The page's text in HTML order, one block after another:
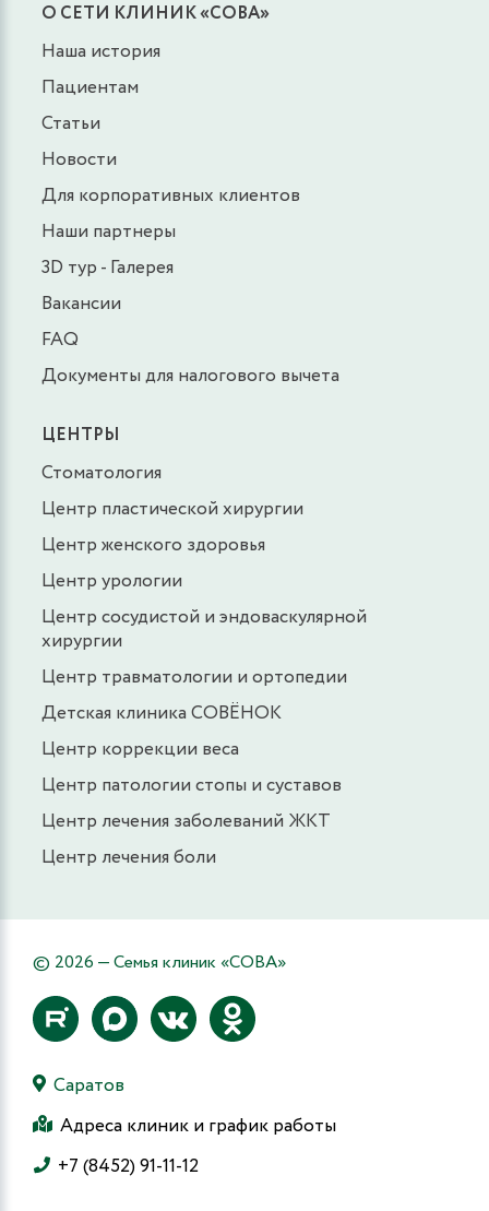
О СЕТИ КЛИНИК «СОВА»
Наша история
Пациентам
Статьи
Новости
Для корпоративных клиентов
Наши партнеры
3D тур - Галерея
Вакансии
FAQ
Документы для налогового вычета
ЦЕНТРЫ
Стоматология
Центр пластической хирургии
Центр женского здоровья
Центр урологии
Центр сосудистой и эндоваскулярной
хирургии
Центр травматологии и ортопедии
Детская клиника СОВЁНОК
Центр коррекции веса
Центр патологии стопы и суставов
Центр лечения заболеваний ЖКТ
Центр лечения боли
© 2026 — Семья клиник «СОВА»
Саратов
Адреса клиник и график работы
+7 (8452) 91-11-12